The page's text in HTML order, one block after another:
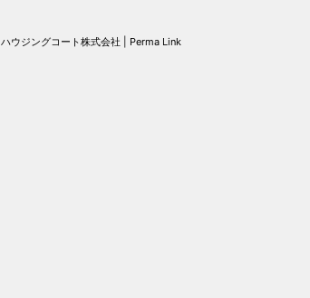
ハウジングコート株式会社 Perma Link